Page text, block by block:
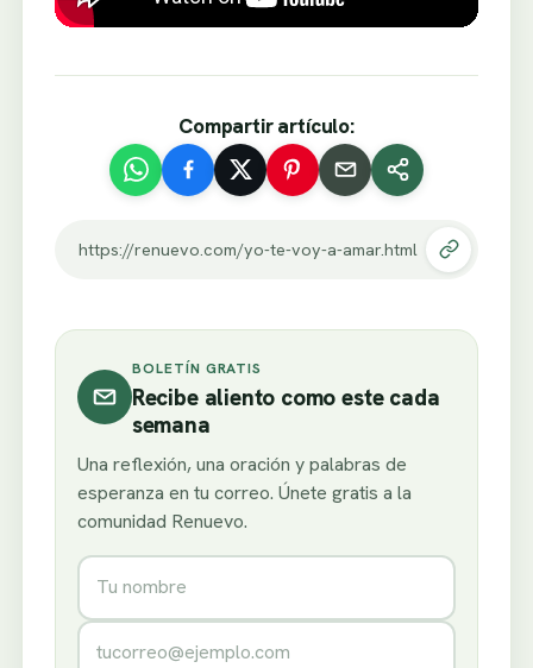
Compartir artículo:
https://renuevo.com/yo-te-voy-a-amar.html
BOLETÍN GRATIS
Recibe aliento como este cada
semana
Una reflexión, una oración y palabras de
esperanza en tu correo. Únete gratis a la
comunidad Renuevo.
Nombre
Correo electrónico